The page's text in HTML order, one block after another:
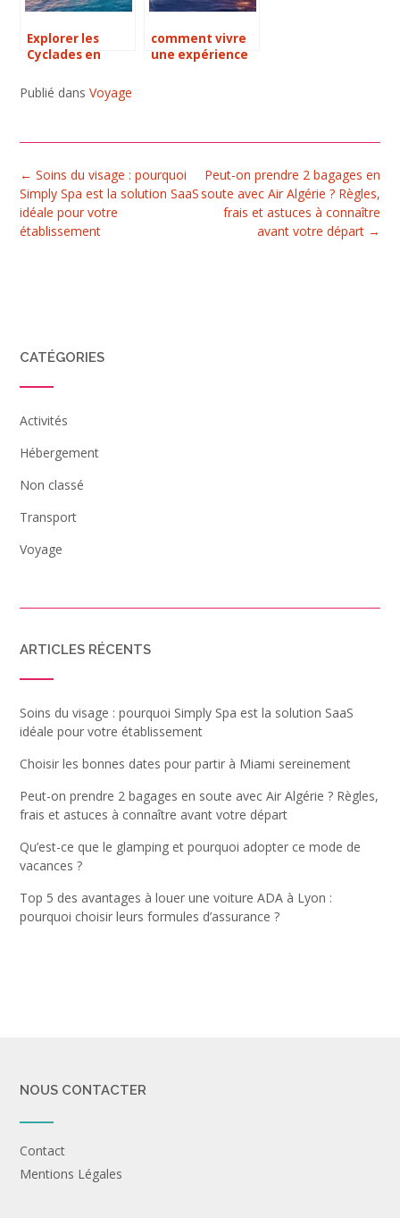
Explorer les
Cyclades en
expérience
personnalisée
comment vivre
une expérience
Publié dans Voyage
Post
navigation
Peut-on prendre 2 bagages en
soute avec Air Algérie ? Règles,
frais et astuces à connaître
avant votre départ →
← Soins du visage : pourquoi
Simply Spa est la solution SaaS
idéale pour votre
établissement
CATÉGORIES
Activités
Hébergement
Non classé
Transport
Voyage
ARTICLES RÉCENTS
Soins du visage : pourquoi Simply Spa est la solution SaaS
idéale pour votre établissement
Choisir les bonnes dates pour partir à Miami sereinement
Peut-on prendre 2 bagages en soute avec Air Algérie ? Règles,
frais et astuces à connaître avant votre départ
Qu’est-ce que le glamping et pourquoi adopter ce mode de
vacances ?
Top 5 des avantages à louer une voiture ADA à Lyon :
pourquoi choisir leurs formules d’assurance ?
NOUS CONTACTER
Contact
Mentions Légales